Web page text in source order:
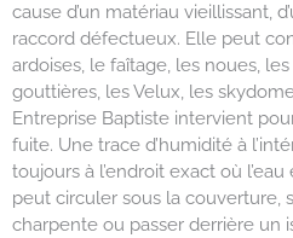
cause d’un matériau vieillissant,
raccord défectueux. Elle peut
ardoises, le faîtage, les noues,
gouttières, les Velux, les
Entreprise Baptiste intervient
fuite. Une trace d’humidité à
toujours à l’endroit exact où
peut circuler sous la couverture,
charpente ou passer derrière un